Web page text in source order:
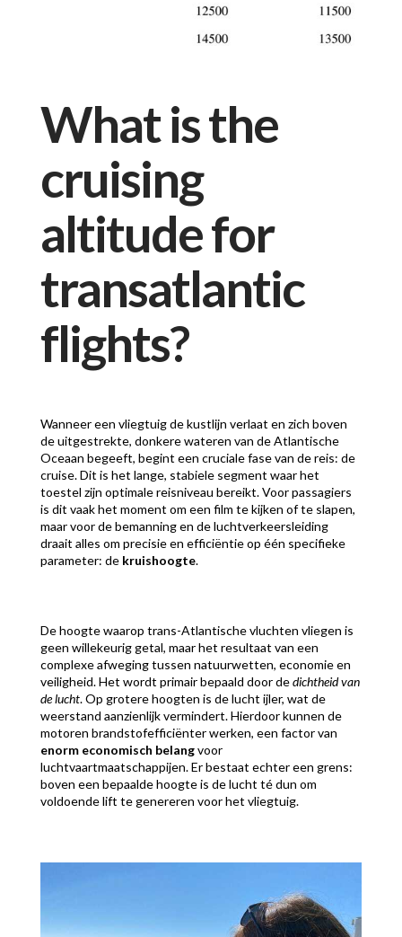
What is the
cruising
altitude for
transatlantic
flights?
Wanneer een vliegtuig de kustlijn verlaat en zich boven
de uitgestrekte, donkere wateren van de Atlantische
Oceaan begeeft, begint een cruciale fase van de reis: de
cruise. Dit is het lange, stabiele segment waar het
toestel zijn optimale reisniveau bereikt. Voor passagiers
is dit vaak het moment om een film te kijken of te slapen,
maar voor de bemanning en de luchtverkeersleiding
draait alles om precisie en efficiëntie op één specifieke
parameter: de kruishoogte.
De hoogte waarop trans-Atlantische vluchten vliegen is
geen willekeurig getal, maar het resultaat van een
complexe afweging tussen natuurwetten, economie en
veiligheid. Het wordt primair bepaald door dedichtheid van
de lucht. Op grotere hoogten is de lucht ijler, wat de
weerstand aanzienlijk vermindert. Hierdoor kunnen de
motoren brandstofefficiënter werken, een factor van
enorm economisch belangvoor
luchtvaartmaatschappijen. Er bestaat echter een grens:
boven een bepaalde hoogte is de lucht té dun om
voldoende lift te genereren voor het vliegtuig.